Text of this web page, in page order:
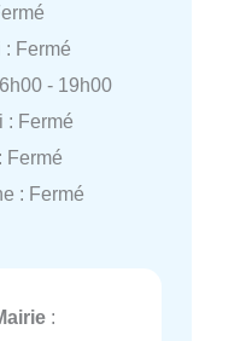
: Fermé
- 19h00
: Fermé
Fermé
: Fermé
: